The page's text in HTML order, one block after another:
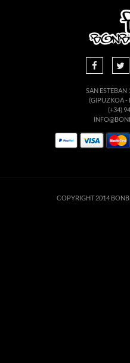
SAN ESTEBAN
(GIPUZKOA -
(+34)
COPYRIGHT 2014